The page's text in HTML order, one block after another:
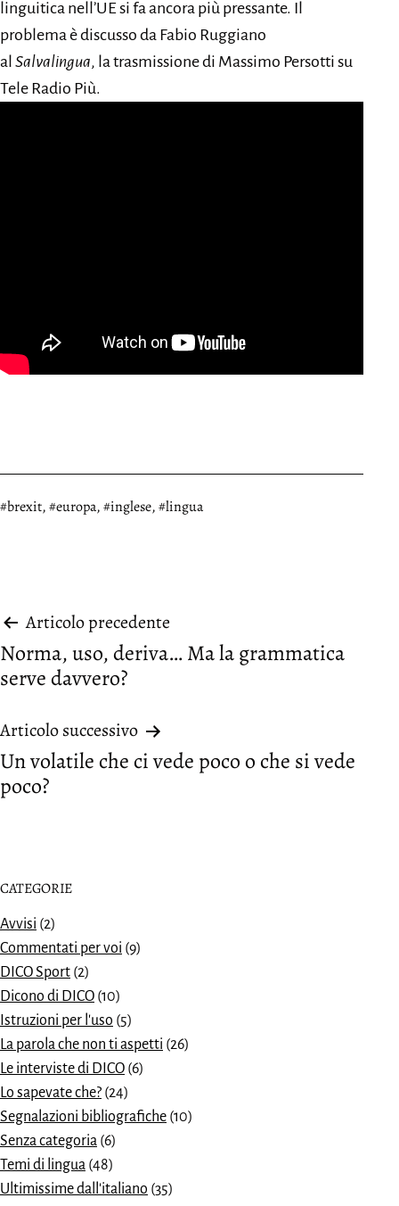
linguitica nell’UE si fa ancora più pressante. Il
problema è discusso da Fabio Ruggiano
al Salvalingua, la trasmissione di Massimo Persotti su
Tele Radio Più.
Taggato
brexit, europa, inglese, lingua
Navigazione
articoli
Articolo precedente
Norma, uso, deriva… Ma la grammatica
serve davvero?
Articolo successivo
Un volatile che ci vede poco o che si vede
poco?
CATEGORIE
Avvisi (2)
Commentati per voi (9)
DICO Sport (2)
Dicono di DICO (10)
Istruzioni per l'uso (5)
La parola che non ti aspetti (26)
Le interviste di DICO (6)
Lo sapevate che? (24)
Segnalazioni bibliografiche (10)
Senza categoria (6)
Temi di lingua (48)
Ultimissime dall'italiano (35)